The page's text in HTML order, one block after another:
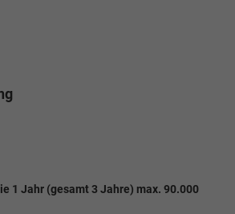
1 Jahr (gesamt 3 Jahre) max. 90.000